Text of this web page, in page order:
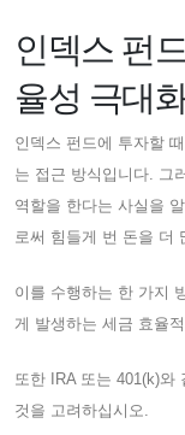
인덱스 펀
율성 극대
인덱스 펀드에 투자할
는 접근 방식입니다. 그
역할을 한다는 사실을
로써 힘들게 번 돈을 더
이를 수행하는 한 가지
게 발생하는 세금 효율
또한 IRA 또는 401(k)와
것을 고려하십시오.